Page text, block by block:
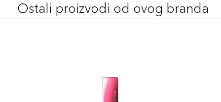
Ostali proizvodi od ovog branda